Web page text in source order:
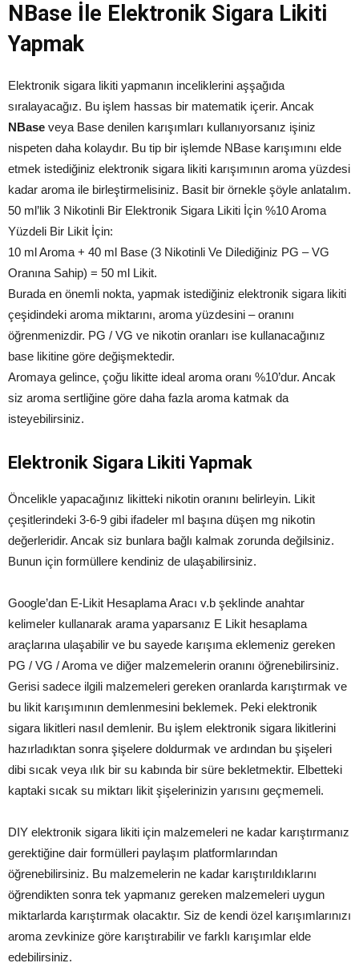
NBase İle Elektronik Sigara Likiti
Yapmak
Elektronik sigara likiti yapmanın inceliklerini aşşağıda
sıralayacağız. Bu işlem hassas bir matematik içerir. Ancak
NBase veya Base denilen karışımları kullanıyorsanız işiniz
nispeten daha kolaydır. Bu tip bir işlemde NBase karışımını elde
etmek istediğiniz elektronik sigara likiti karışımının aroma yüzdesi
kadar aroma ile birleştirmelisiniz. Basit bir örnekle şöyle anlatalım.
50 ml’lik 3 Nikotinli Bir Elektronik Sigara Likiti İçin %10 Aroma
Yüzdeli Bir Likit İçin:
10 ml Aroma + 40 ml Base (3 Nikotinli Ve Dilediğiniz PG – VG
Oranına Sahip) = 50 ml Likit.
Burada en önemli nokta, yapmak istediğiniz elektronik sigara likiti
çeşidindeki aroma miktarını, aroma yüzdesini – oranını
öğrenmenizdir. PG / VG ve nikotin oranları ise kullanacağınız
base likitine göre değişmektedir.
Aromaya gelince, çoğu likitte ideal aroma oranı %10’dur. Ancak
siz aroma sertliğine göre daha fazla aroma katmak da
isteyebilirsiniz.
Elektronik Sigara Likiti Yapmak
Öncelikle yapacağınız likitteki nikotin oranını belirleyin. Likit
çeşitlerindeki 3-6-9 gibi ifadeler ml başına düşen mg nikotin
değerleridir. Ancak siz bunlara bağlı kalmak zorunda değilsiniz.
Bunun için formüllere kendiniz de ulaşabilirsiniz.
Google’dan E-Likit Hesaplama Aracı v.b şeklinde anahtar
kelimeler kullanarak arama yaparsanız E Likit hesaplama
araçlarına ulaşabilir ve bu sayede karışıma eklemeniz gereken
PG / VG / Aroma ve diğer malzemelerin oranını öğrenebilirsiniz.
Gerisi sadece ilgili malzemeleri gereken oranlarda karıştırmak ve
bu likit karışımının demlenmesini beklemek. Peki elektronik
sigara likitleri nasıl demlenir. Bu işlem elektronik sigara likitlerini
hazırladıktan sonra şişelere doldurmak ve ardından bu şişeleri
dibi sıcak veya ılık bir su kabında bir süre bekletmektir. Elbetteki
kaptaki sıcak su miktarı likit şişelerinizin yarısını geçmemeli.
DIY elektronik sigara likiti için malzemeleri ne kadar karıştırmanız
gerektiğine dair formülleri paylaşım platformlarından
öğrenebilirsiniz. Bu malzemelerin ne kadar karıştırıldıklarını
öğrendikten sonra tek yapmanız gereken malzemeleri uygun
miktarlarda karıştırmak olacaktır. Siz de kendi özel karışımlarınızı
aroma zevkinize göre karıştırabilir ve farklı karışımlar elde
edebilirsiniz.